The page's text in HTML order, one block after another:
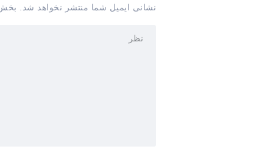
نشانی ایمیل شما منتشر نخواهد شد.